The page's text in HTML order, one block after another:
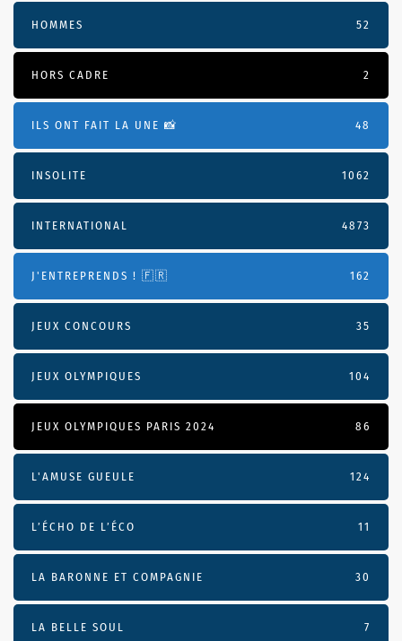
HOMMES 52
HORS CADRE 2
ILS ONT FAIT LA UNE 📸 48
INSOLITE 1062
INTERNATIONAL 4873
J'ENTREPRENDS ! 🇫🇷 162
JEUX CONCOURS 35
JEUX OLYMPIQUES 104
JEUX OLYMPIQUES PARIS 2024 86
L'AMUSE GUEULE 124
L’ÉCHO DE L’ÉCO 11
LA BARONNE ET COMPAGNIE 30
LA BELLE SOUL 7